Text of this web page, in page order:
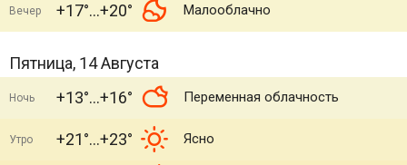
Вечер +17° +20° Малооблачно
Пятница, 14 Августа
Ночь +13° +16° Переменная облачность
Утро +21° +23° Ясно